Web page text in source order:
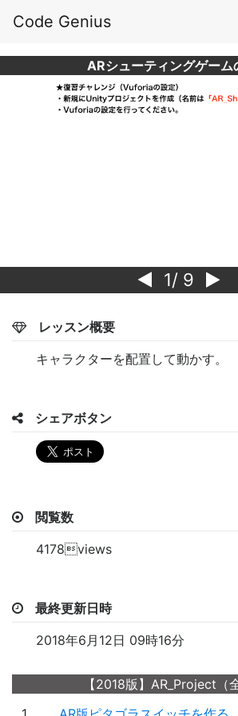
Code Genius
ARシューティングゲーム
1/ 9
レッスン概要
キャラクターを配置して動かす。
シェアボタン
閲覧数
4178views
最終更新日時
2018年6月12日 09時16分
【2018版】AR_Project（